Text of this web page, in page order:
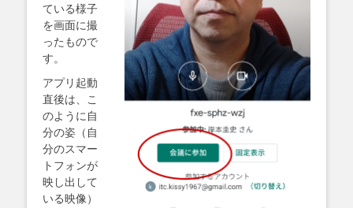
ている様子
を画面に撮
ったもので
す。
アプリ起動
直後は、こ
のように自
分の姿（自
分のスマー
トフォンが
映し出して
いる映像）